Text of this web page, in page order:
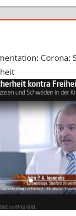
Corona: